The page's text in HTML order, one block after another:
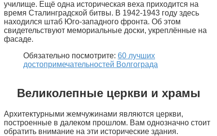
училище. Ещё одна историческая веха приходится на
время Сталинградской битвы. В 1942-1943 году здесь
находился штаб Юго-западного фронта. Об этом
свидетельствуют мемориальные доски, укреплённые на
фасаде.
Обязательно посмотрите: 60 лучших
достопримечательностей Волгограда
Великолепные церкви и храмы
Архитектурными жемчужинами являются церкви,
построенные в далеком прошлом. Вам однозначно стоит
обратить внимание на эти исторические здания.